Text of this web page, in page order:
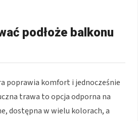
podłoże balkonu
poprawia komfort i jednocześnie
trawa to opcja odporna na
dostępna w wielu kolorach, a